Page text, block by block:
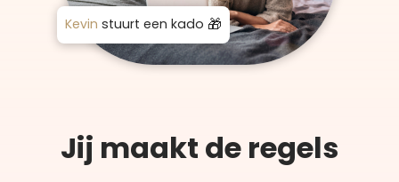
Kevin stuurt een kado
Jij maakt de regels